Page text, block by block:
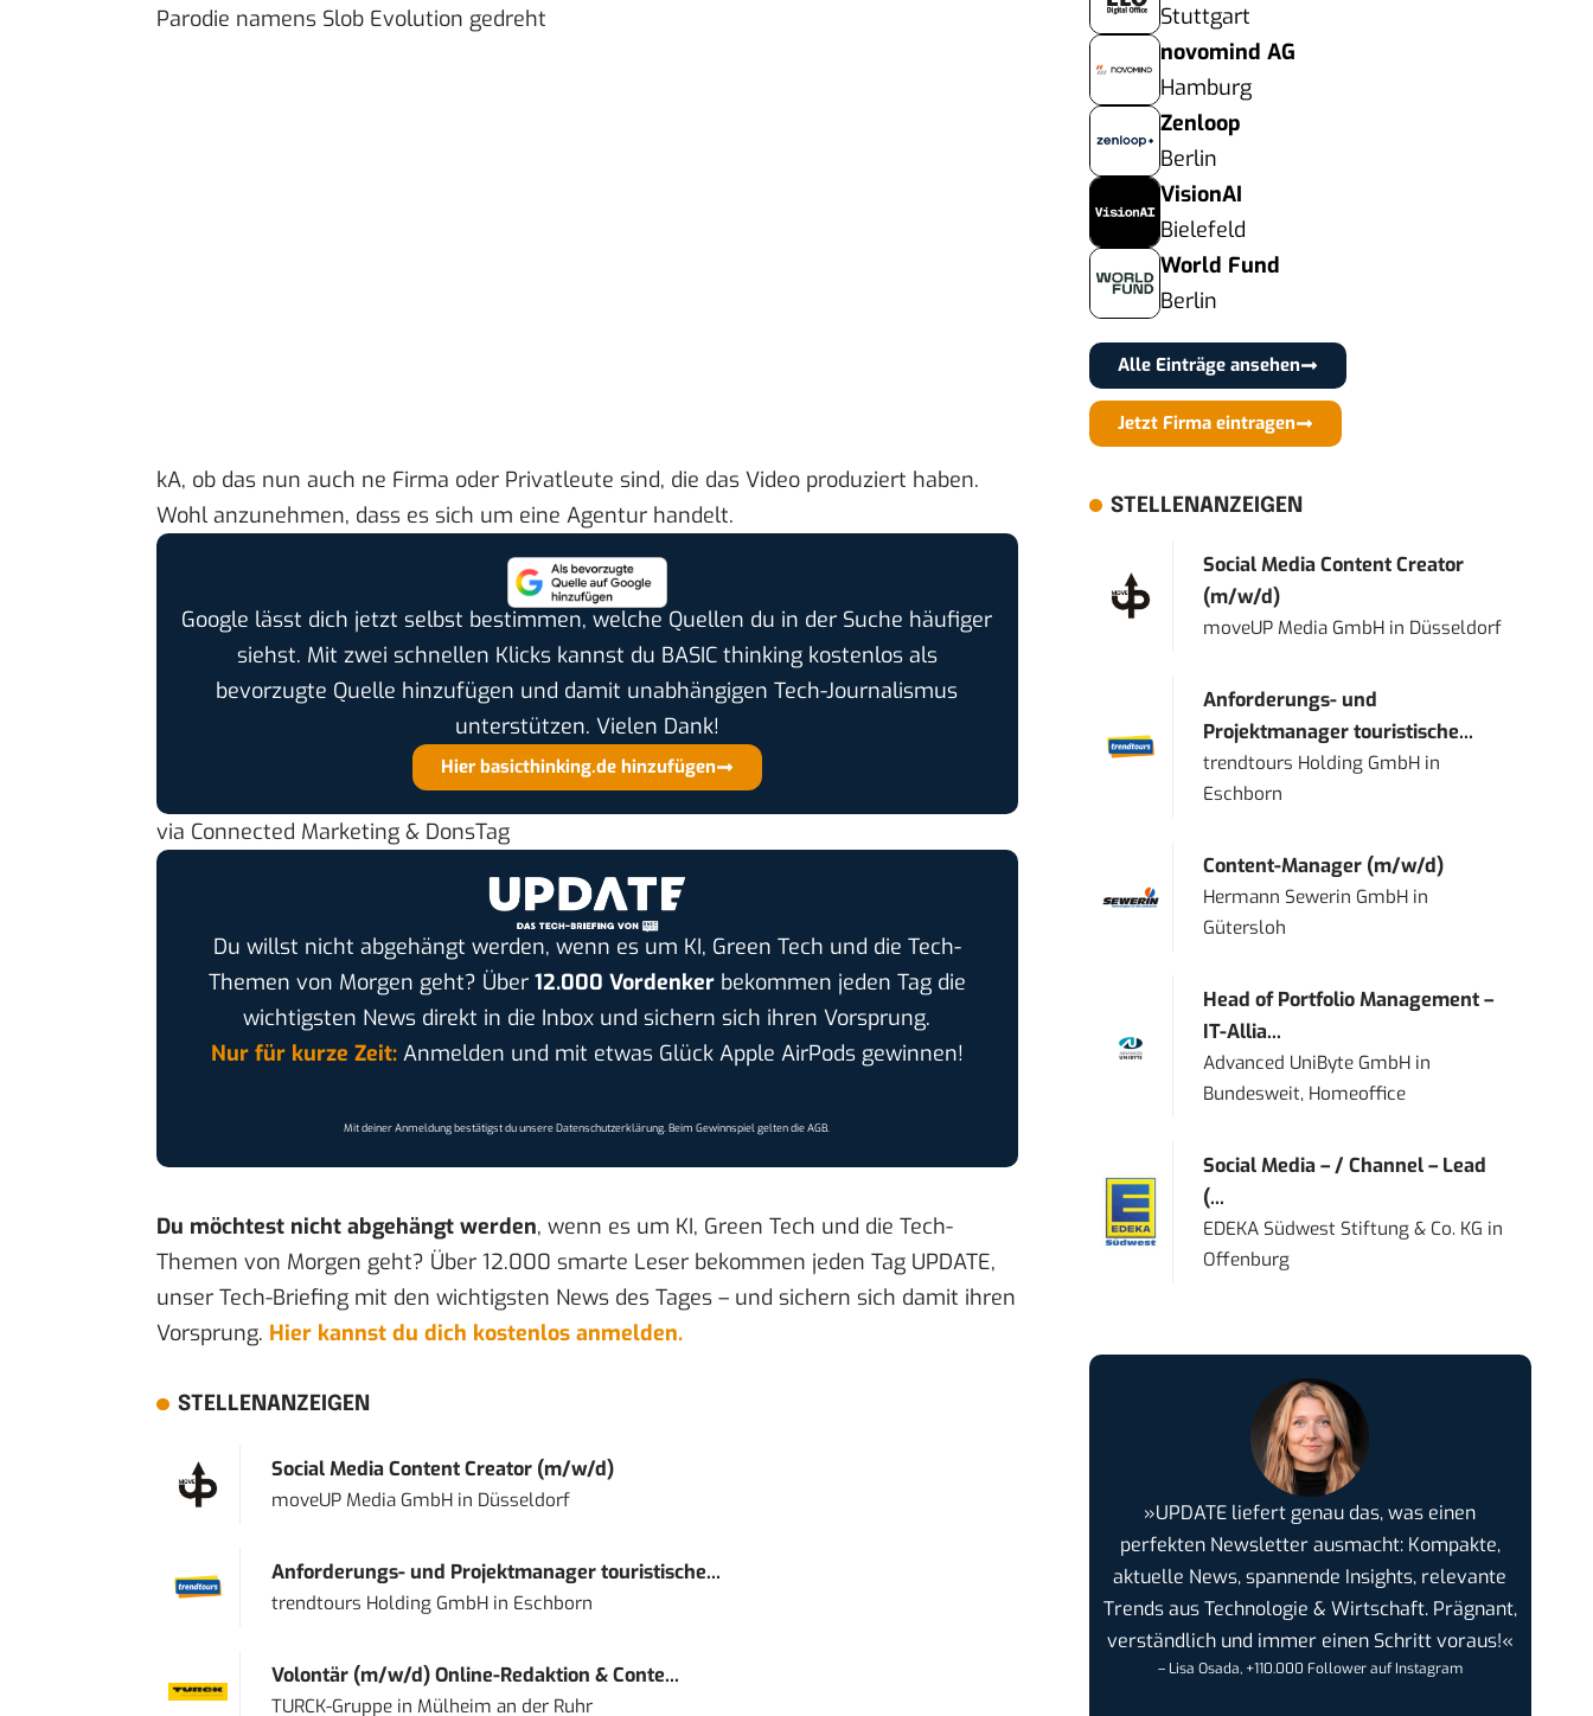
Parodie namens Slob Evolution gedreht
kA, ob das nun auch ne Firma oder Privatleute sind, die das Video produziert haben.
Wohl anzunehmen, dass es sich um eine Agentur handelt.
Google lässt dich jetzt selbst bestimmen, welche Quellen du in der Suche häufiger
siehst. Mit zwei schnellen Klicks kannst du BASIC thinking kostenlos als
bevorzugte Quelle hinzufügen und damit unabhängigen Tech-Journalismus
unterstützen. Vielen Dank!
Hier basicthinking.de hinzufügen
via Connected Marketing & DonsTag
Du willst nicht abgehängt werden, wenn es um KI, Green Tech und die Tech-
Themen von Morgen geht? Über 12.000 Vordenkerbekommen jeden Tag die
wichtigsten News direkt in die Inbox und sichern sich ihren Vorsprung.
Nur für kurze Zeit:Anmelden und mit etwas Glück Apple AirPods gewinnen!
Mit deiner Anmeldung bestätigst du unsereDatenschutzerklärung. Beim Gewinnspiel gelten dieAGB.
Du möchtest nicht abgehängt werden, wenn es um KI, Green Tech und die Tech-
Themen von Morgen geht? Über 12.000 smarte Leser bekommen jeden Tag UPDATE,
unser Tech-Briefing mit den wichtigsten News des Tages – und sichern sich damit ihren
Vorsprung. Hier kannst du dich kostenlos anmelden.
STELLENANZEIGEN
Social Media Content Creator (m/w/d)
moveUP Media GmbHin Düsseldorf
Anforderungs- und Projektmanager touristische...
trendtours Holding GmbHin Eschborn
Volontär (m/w/d) Online-Redaktion & Conte...
TURCK-Gruppein Mülheim an der Ruhr
Stuttgart
novomind AG
Hamburg
Zenloop
Berlin
VisionAI
Bielefeld
World Fund
Berlin
Alle Einträge ansehen
Jetzt Firma eintragen
STELLENANZEIGEN
Social Media Content Creator
(m/w/d)
moveUP Media GmbH in Düsseldorf
Anforderungs- und
Projektmanager touristische...
trendtours Holding GmbH in
Eschborn
Content-Manager (m/w/d)
Hermann Sewerin GmbH in
Gütersloh
Head of Portfolio Management –
IT-Allia...
Advanced UniByte GmbH in
Bundesweit, Homeoffice
Social Media – / Channel – Lead
(...
EDEKA Südwest Stiftung & Co. KG in
Offenburg
»UPDATE liefert genau das, was einen
perfekten Newsletter ausmacht: Kompakte,
aktuelle News, spannende Insights, relevante
Trends aus Technologie & Wirtschaft. Prägnant,
verständlich und immer einen Schritt voraus!«
– Lisa Osada, +110.000 Follower auf Instagram